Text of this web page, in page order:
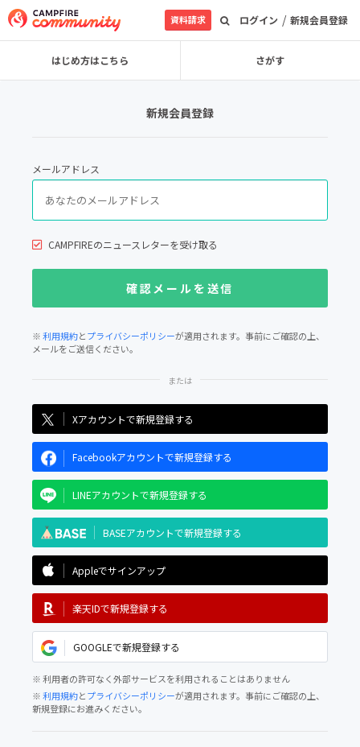
ログイン / 新規会員登録
資料請求
はじめ方はこちら さがす
新規会員登録
メールアドレス
CAMPFIREのニュースレターを受け取る
※利用規約とプライバシーポリシーが適用されます。事前にご確認の上、
メールをご送信ください。
Xアカウントで新規登録する
Facebookアカウントで新規登録する
LINEアカウントで新規登録する
BASEアカウントで新規登録する
Appleでサインアップ
楽天IDで新規登録する
GOOGLEで新規登録する
※ 利用者の許可なく外部サービスを利用されることはありません
※利用規約とプライバシーポリシーが適用されます。事前にご確認の上、
新規登録にお進みください。